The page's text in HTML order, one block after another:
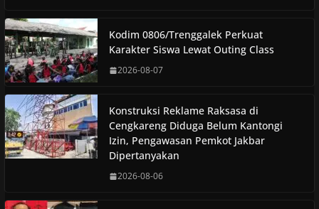
Kodim 0806/Trenggalek Perkuat
Karakter Siswa Lewat Outing Class
2026-08-07
Konstruksi Reklame Raksasa di
Cengkareng Diduga Belum Kantongi
Izin, Pengawasan Pemkot Jakbar
Dipertanyakan
2026-08-06